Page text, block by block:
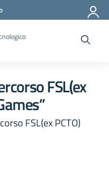
FSL(ex
FSL(ex PCTO)